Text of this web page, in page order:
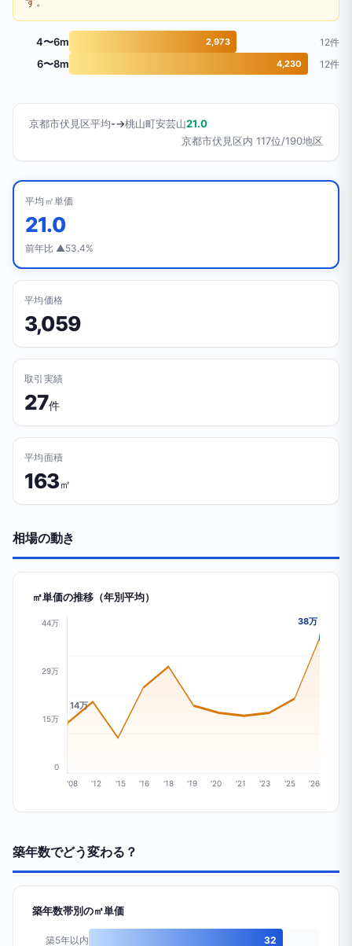
4〜6m 2,973 12件
6〜8m 4,230 12件
京都市伏見区平均-→桃山町安芸山21.0
京都市伏見区内 117位/190地区
平均㎡単価
21.0
前年比 ▲53.4%
平均価格
3,059
取引実績
27件
平均面積
163㎡
相場の動き
㎡単価の推移（年別平均）
44万
29万
15万
0
14万
38万
'08 '12 '15 '16 '18 '19 '20 '21 '23 '25 '26
築年数でどう変わる？
築年数帯別の㎡単価
築5年以内 32